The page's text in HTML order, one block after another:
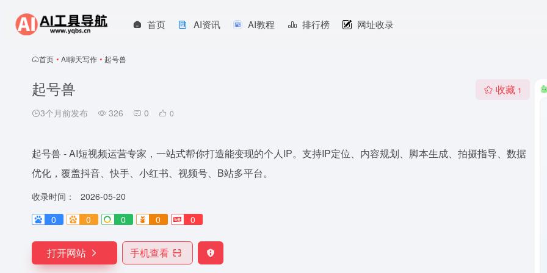
首页 AI资讯 AI教程 排行榜 网址收录
首页 • AI聊天写作 • 起号兽
起号兽
3个月前发布 326 0 0
收藏 1
起号兽 - AI短视频运营专家，一站式帮你打造能变现的个人IP。支持IP定位、内容规划、脚本生成、拍摄指导、数据
优化，覆盖抖音、快手、小红书、视频号、B站多平台。
收录时间：
2026-05-20
0
0 0 0 0
打开网站 手机查看